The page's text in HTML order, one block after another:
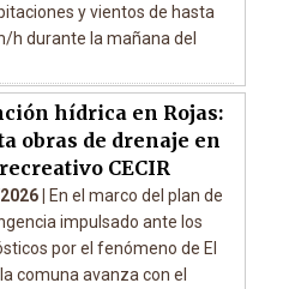
y vientos de hasta
h durante la mañana del
hídrica en Rojas:
obras de drenaje en
CECIR
|
En el marco del plan de
impulsado ante los
por el fenómeno de El
la comuna avanza con el